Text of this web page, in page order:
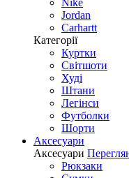
Nike
Jordan
Carhartt
Категорії
Куртки
Світшоти
Худі
Штани
Легінси
Футболки
Шорти
Аксесуари
Аксесуари
Рюкзаки